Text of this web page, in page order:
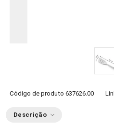
Código de produto 637626.00
Descrição